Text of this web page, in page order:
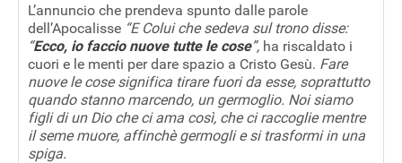
L’annuncio che prendeva spunto dalle parole
dell’Apocalisse “E Colui che sedeva sul trono disse:
“Ecco, io faccio nuove tutte le cose”, ha riscaldato i
cuori e le menti per dare spazio a Cristo Gesù. Fare
nuove le cose significa tirare fuori da esse, soprattutto
quando stanno marcendo, un germoglio. Noi siamo
figli di un Dio che ci ama così, che ci raccoglie mentre
il seme muore, affinchè germogli e si trasformi in una
spiga.